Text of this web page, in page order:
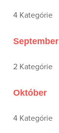
4 Kategórie
September
2 Kategórie
Október
4 Kategórie